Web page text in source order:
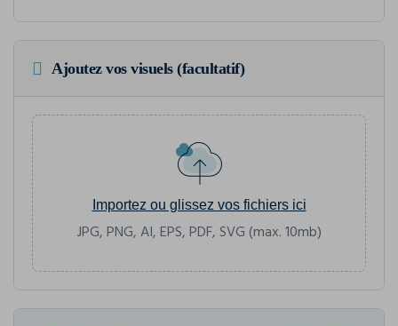
Ajoutez vos visuels (facultatif)
Importez ou glissez vos fichiers ici
JPG, PNG, AI, EPS, PDF, SVG (max. 10mb)